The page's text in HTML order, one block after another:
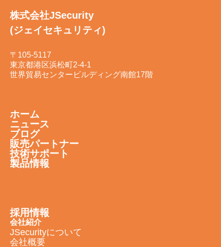
株式会社JSecurity
(ジェイセキュリティ)
〒105-5117
東京都港区浜松町2-4-1
世界貿易センタービルディング南館17階
ホーム
ニュース
ブログ
販売パートナー
技術サポート
製品情報
採用情報
会社紹介
JSecurityについて
会社概要